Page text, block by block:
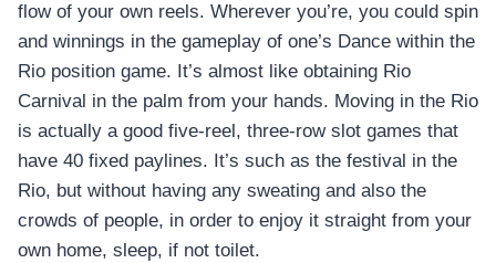
flow of your own reels. Wherever you’re, you could spin
and winnings in the gameplay of one’s Dance within the
Rio position game. It’s almost like obtaining Rio
Carnival in the palm from your hands. Moving in the Rio
is actually a good five-reel, three-row slot games that
have 40 fixed paylines. It’s such as the festival in the
Rio, but without having any sweating and also the
crowds of people, in order to enjoy it straight from your
own home, sleep, if not toilet.